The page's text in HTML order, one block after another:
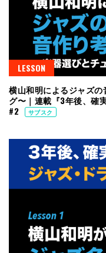
LESSON
横山和明によるジャズ
グ〜｜連載『3年後、確
#2
サブスク